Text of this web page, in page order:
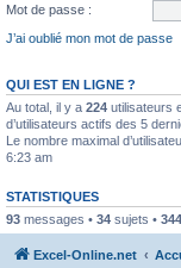
Mot de passe :
J’ai oublié mon mot de passe
QUI EST EN LIGNE ?
Au total, il y a 224 utilisateurs
d’utilisateurs actifs des 5
Le nombre maximal
6:23 am
STATISTIQUES
93 messages • 34 sujets • 344
Excel-Online.net